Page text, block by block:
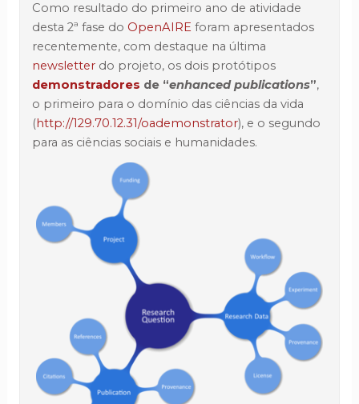
Como resultado do primeiro ano de atividade
desta 2ª fase do OpenAIRE foram apresentados
recentemente, com destaque na última
newsletterdo projeto, os dois protótipos
demonstradores de “enhanced publications”,
o primeiro para o domínio das ciências da vida
(http://129.70.12.31/oademonstrator), e o segundo
para as ciências sociais e humanidades.